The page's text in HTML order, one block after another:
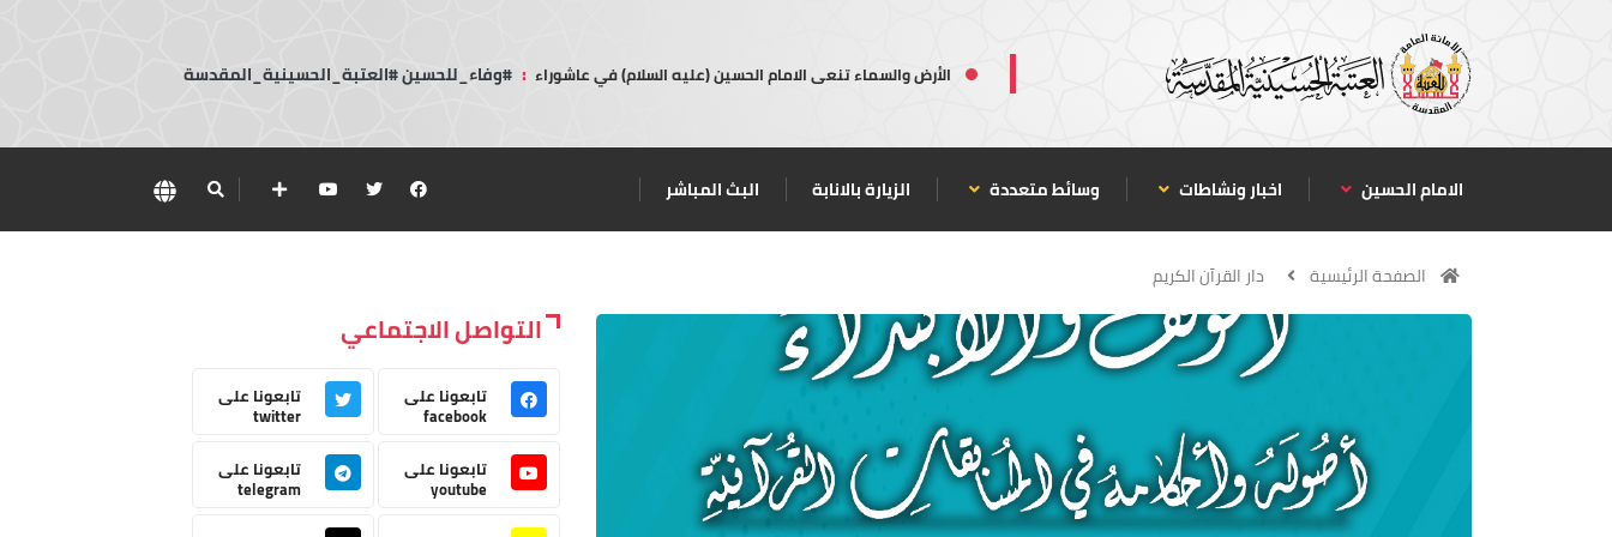
الأرض والسماء تنعى الامام الحسين (عليه السلام) في عاشوراء : #وفاء_للحسين #العتبة_الحسينية_المقدسة
الامام الحسين اخبار ونشاطات وسائط متعددة الزيارة بالانابة البث المباشر
الصفحة الرئيسية دار القرآن الكريم
التواصل الاجتماعي
تابعونا على
facebook
تابعونا على
twitter
تابعونا على
youtube
تابعونا على
telegram